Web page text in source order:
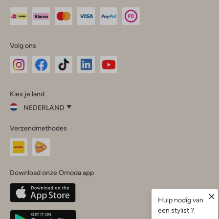
Volg ons
InstagramFacebook
Kies je land
NEDERLAND
je
land
Nederland
Belgique(Français)
Deutschland
Verzendmethodes
Download onze Omoda app